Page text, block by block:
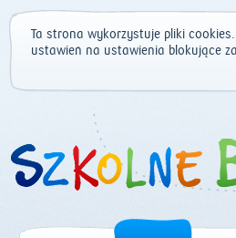
Ta strona wykorzystuje pliki cookies.
ustawień na ustawienia blokujące